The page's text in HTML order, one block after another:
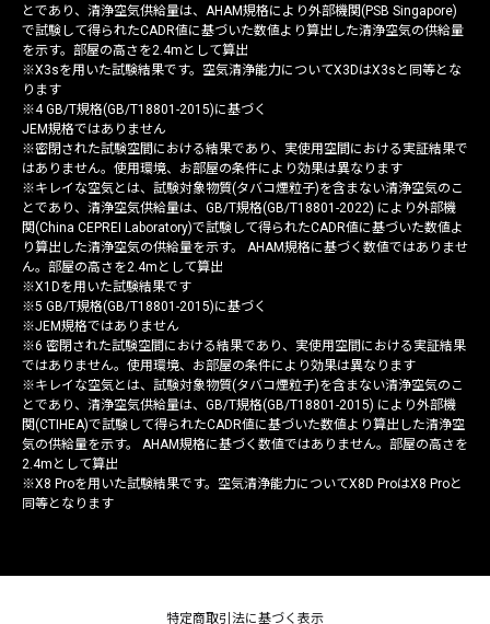
とであり、清浄空気供給量は、AHAM規格により外部機関(PSB Singapore)
で試験して得られたCADR値に基づいた数値より算出した清浄空気の供給量
を示す。部屋の高さを2.4mとして算出
※X3sを用いた試験結果です。空気清浄能力についてX3DはX3sと同等とな
ります
※4 GB/T規格(GB/T18801-2015)に基づく
JEM規格ではありません
※密閉された試験空間における結果であり、実使用空間における実証結果で
はありません。使用環境、お部屋の条件により効果は異なります
※キレイな空気とは、試験対象物質(タバコ煙粒子)を含まない清浄空気のこ
とであり、清浄空気供給量は、GB/T規格(GB/T18801-2022) により外部機
関(China CEPREI Laboratory)で試験して得られたCADR値に基づいた数値よ
り算出した清浄空気の供給量を示す。 AHAM規格に基づく数値ではありませ
ん。部屋の高さを2.4mとして算出
※X1Dを用いた試験結果です
※5 GB/T規格(GB/T18801-2015)に基づく
※JEM規格ではありません
※6 密閉された試験空間における結果であり、実使用空間における実証結果
ではありません。使用環境、お部屋の条件により効果は異なります
※キレイな空気とは、試験対象物質(タバコ煙粒子)を含まない清浄空気のこ
とであり、清浄空気供給量は、GB/T規格(GB/T18801-2015) により外部機
関(CTIHEA)で試験して得られたCADR値に基づいた数値より算出した清浄空
気の供給量を示す。 AHAM規格に基づく数値ではありません。部屋の高さを
2.4mとして算出
※X8 Proを用いた試験結果です。空気清浄能力についてX8D ProはX8 Proと
同等となります
特定商取引法に基づく表示